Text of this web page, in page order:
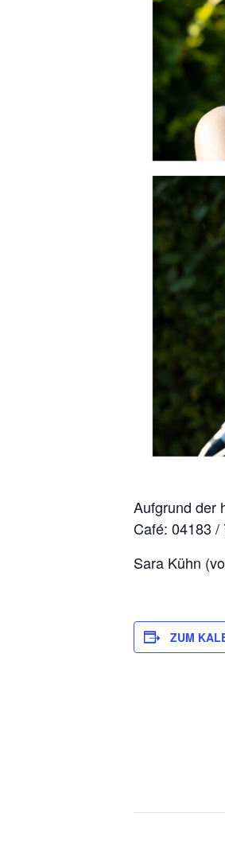
Aufgrund der
Café: 04183 /
Sara Kühn
ZUM